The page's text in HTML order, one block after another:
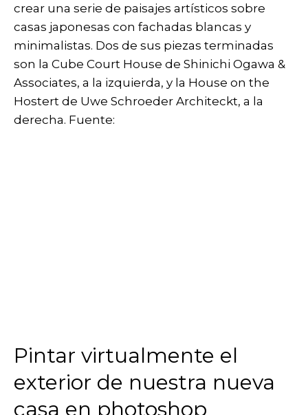
crear una serie de paisajes artísticos sobre
casas japonesas con fachadas blancas y
minimalistas. Dos de sus piezas terminadas
son la Cube Court House de Shinichi Ogawa &
Associates, a la izquierda, y la House on the
Hostert de Uwe Schroeder Architeckt, a la
derecha. Fuente:
Pintar virtualmente el
exterior de nuestra nueva
casa en photoshop